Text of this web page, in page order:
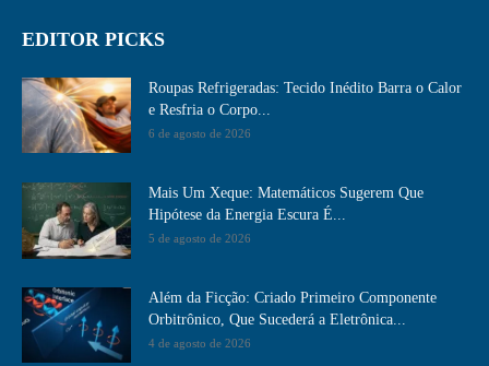
EDITOR PICKS
Roupas Refrigeradas: Tecido Inédito Barra o Calor
e Resfria o Corpo...
6 de agosto de 2026
Mais Um Xeque: Matemáticos Sugerem Que
Hipótese da Energia Escura É...
5 de agosto de 2026
Além da Ficção: Criado Primeiro Componente
Orbitrônico, Que Sucederá a Eletrônica...
4 de agosto de 2026